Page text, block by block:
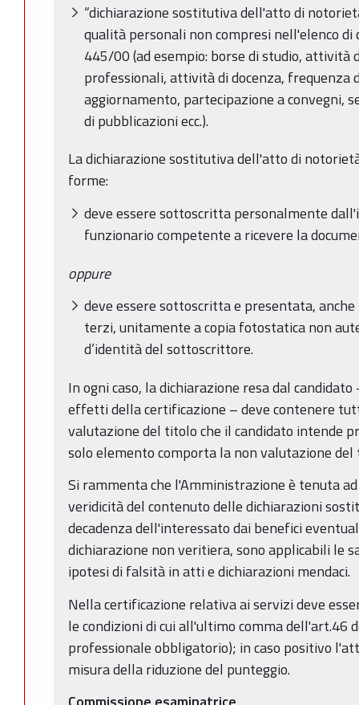
“dichiarazione sostitutiva dell'atto di
qualità personali non compresi nell'elenco di
445/00 (ad esempio: borse di studio, attività
professionali, attività di docenza, frequenza
aggiornamento, partecipazione a convegni,
di pubblicazioni ecc.).
La dichiarazione sostitutiva dell'atto di
forme:
deve essere sottoscritta personalmente
funzionario competente a ricevere la
oppure
deve essere sottoscritta e presentata,
terzi, unitamente a copia fotostatica non
d’identità del sottoscrittore.
In ogni caso, la dichiarazione resa dal
effetti della certificazione – deve contenere
valutazione del titolo che il candidato intende
solo elemento comporta la non valutazione
Si rammenta che l'Amministrazione è tenuta
veridicità del contenuto delle dichiarazioni
decadenza dell'interessato dai benefici
dichiarazione non veritiera, sono applicabili le
ipotesi di falsità in atti e dichiarazioni mendaci.
Nella certificazione relativa ai servizi deve
le condizioni di cui all'ultimo comma dell'art.46
professionale obbligatorio); in caso positivo
misura della riduzione del punteggio.